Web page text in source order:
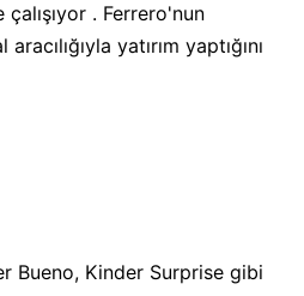
. Ferrero'nun
yatırım yaptığını
Bueno, Kinder Surprise gibi